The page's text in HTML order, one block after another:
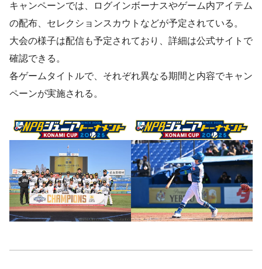
キャンペーンでは、ログインボーナスやゲーム内アイテム
の配布、セレクションスカウトなどが予定されている。
大会の様子は配信も予定されており、詳細は公式サイトで
確認できる。
各ゲームタイトルで、それぞれ異なる期間と内容でキャン
ペーンが実施される。